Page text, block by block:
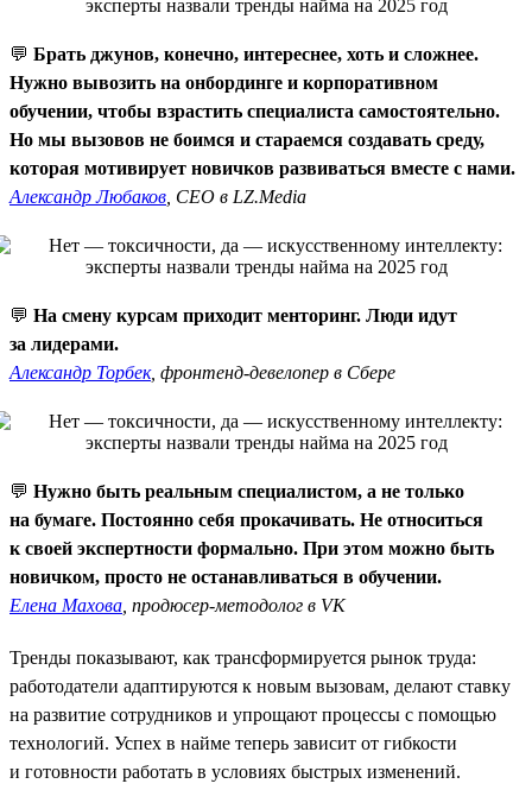
💬 Брать джунов, конечно, интереснее, хоть и сложнее.
Нужно вывозить на онбординге и корпоративном
обучении, чтобы взрастить специалиста самостоятельно.
Но мы вызовов не боимся и стараемся создавать среду,
которая мотивирует новичков развиваться вместе с нами.
Александр Любаков , CEO в LZ.Media
💬 На смену курсам приходит менторинг. Люди идут
за лидерами.
Александр Торбек, фронтенд-девелопер в Сбере
💬 Нужно быть реальным специалистом, а не только
на бумаге. Постоянно себя прокачивать. Не относиться
к своей экспертности формально. При этом можно быть
новичком, просто не останавливаться в обучении.
Елена Махова , продюсер-методолог в VK
Тренды показывают, как трансформируется рынок труда:
работодатели адаптируются к новым вызовам, делают ставку
на развитие сотрудников и упрощают процессы с помощью
технологий. Успех в найме теперь зависит от гибкости
и готовности работать в условиях быстрых изменений.